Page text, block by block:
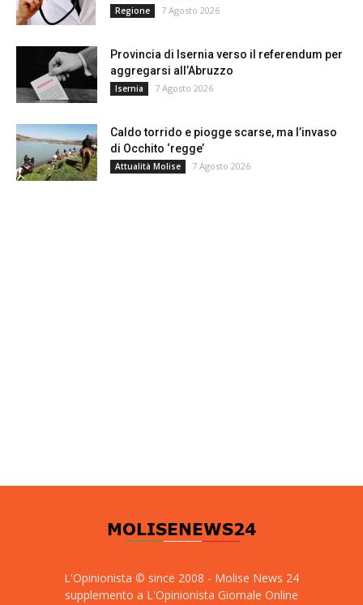
Regione 7 Agosto 2026
Provincia di Isernia verso il referendum per
aggregarsi all’Abruzzo
Isernia 7 Agosto 2026
Caldo torrido e piogge scarse, ma l’invaso
di Occhito ‘regge’
Attualità Molise 7 Agosto 2026
L'Opinionista © since 2008 - Molise News 24
supplemento a L'Opinionista Giornale Online